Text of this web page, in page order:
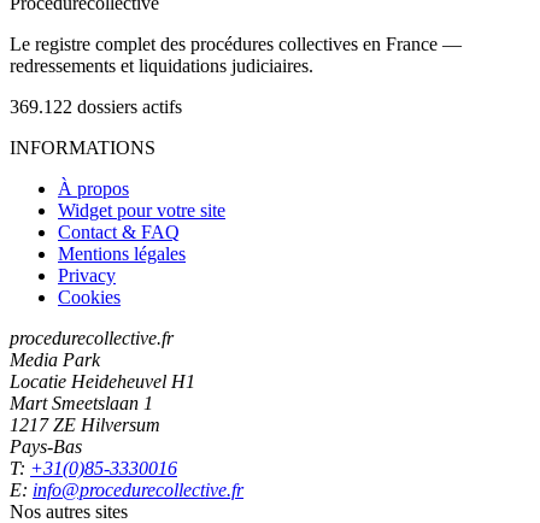
Le registre complet des procédures collectives en France —
redressements et liquidations judiciaires.
369.122 dossiers actifs
INFORMATIONS
À propos
Widget pour votre site
Contact & FAQ
Mentions légales
Privacy
Cookies
procedurecollective.fr
Media Park
Locatie Heideheuvel H1
Mart Smeetslaan 1
1217 ZE Hilversum
Pays-Bas
T: +31(0)85-3330016
E: info@procedurecollective.fr
Nos autres sites